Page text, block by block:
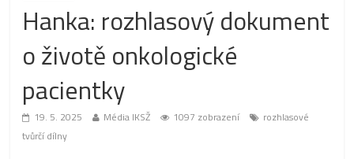
Hanka: rozhlasový dokument
o životě onkologické
pacientky
19. 5. 2025 Média IKSŽ 1097 zobrazení
rozhlasové
tvůrčí dílny